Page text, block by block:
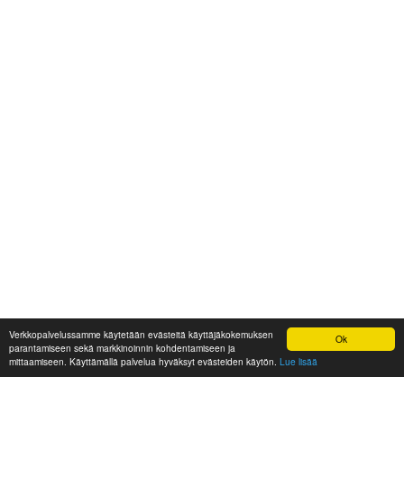
Ok
Verkkopalvelussamme käytetään evästeitä käyttäjäkokemuksen
parantamiseen sekä markkinoinnin kohdentamiseen ja
mittaamiseen. Käyttämällä palvelua hyväksyt evästeiden käytön. Lue lisää